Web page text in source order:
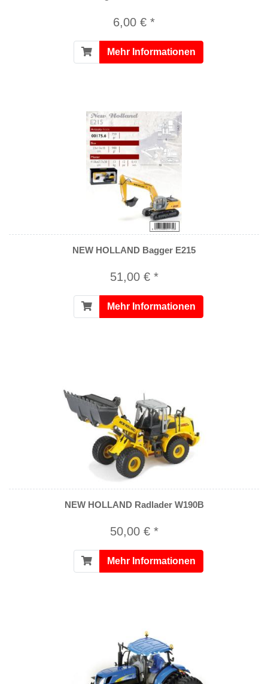
6,00 € *
Mehr Informationen
NEW HOLLAND Bagger E215
51,00 € *
Mehr Informationen
NEW HOLLAND Radlader W190B
50,00 € *
Mehr Informationen